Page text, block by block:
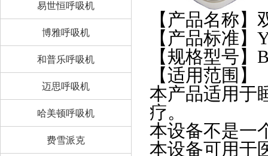
易世恒呼吸机
博雅呼吸机
和普乐呼吸机
迈思呼吸机
哈美顿呼吸机
费雪派克
【产品名称
【产品标准】
【规格型号】
【适用范围】
本产品适用于
疗。
本设备不是一
本设备可用于